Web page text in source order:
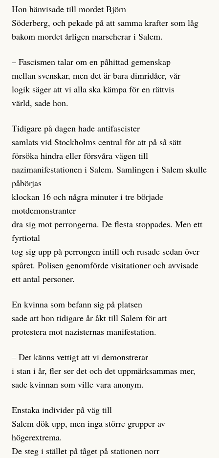
Hon hänvisade till mordet Björn
Söderberg, och pekade på att samma krafter som låg
bakom mordet årligen marscherar i Salem.
– Fascismen talar om en påhittad gemenskap
mellan svenskar, men det är bara dimridåer, vår
logik säger att vi alla ska kämpa för en rättvis
värld, sade hon.
Tidigare på dagen hade antifascister
samlats vid Stockholms central för att på så sätt
försöka hindra eller försvåra vägen till
nazimanifestationen i Salem. Samlingen i Salem skulle
påbörjas
klockan 16 och några minuter i tre började
motdemonstranter
dra sig mot perrongerna. De flesta stoppades. Men ett
fyrtiotal
tog sig upp på perrongen intill och rusade sedan över
spåret. Polisen genomförde visitationer och avvisade
ett antal personer.
En kvinna som befann sig på platsen
sade att hon tidigare år åkt till Salem för att
protestera mot nazisternas manifestation.
– Det känns vettigt att vi demonstrerar
i stan i år, fler ser det och det uppmärksammas mer,
sade kvinnan som ville vara anonym.
Enstaka individer på väg till
Salem dök upp, men inga större grupper av
högerextrema.
De steg i stället på tåget på stationen norr